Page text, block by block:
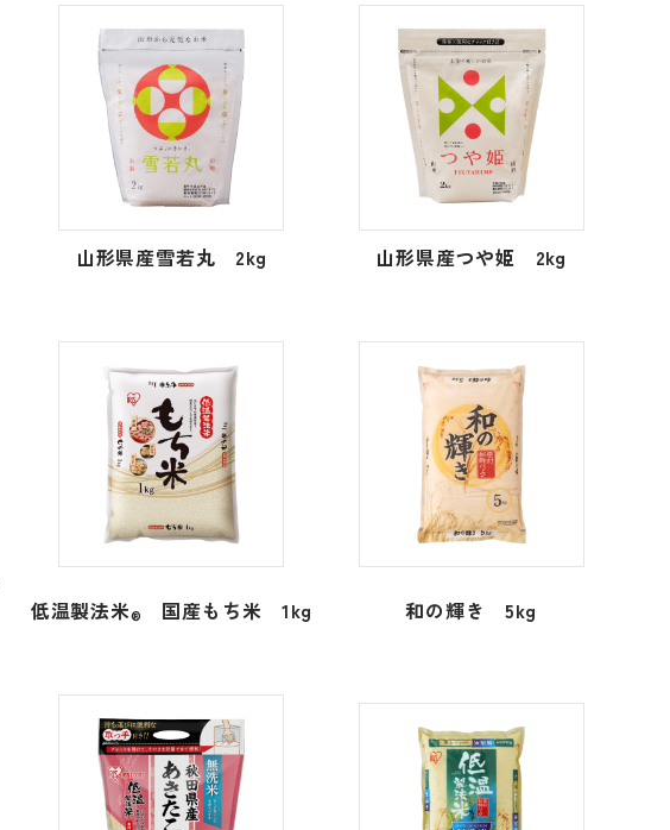
山形県産雪若丸 2kg 山形県産つや姫 2kg
低温製法米® 国産もち米 1kg 和の輝き 5kg